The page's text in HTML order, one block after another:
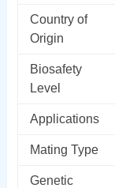
Country of
Origin
Biosafety
Level
Applications
Mating Type
Genetic